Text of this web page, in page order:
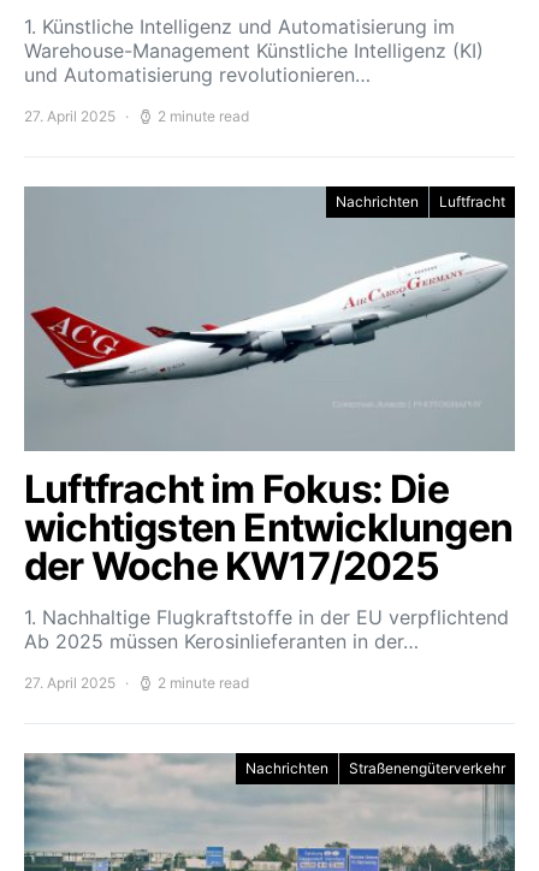
1. Künstliche Intelligenz und Automatisierung im
Warehouse-Management Künstliche Intelligenz (KI)
und Automatisierung revolutionieren…
27. April 2025 2 minute read
Nachrichten Luftfracht
Luftfracht im Fokus: Die
wichtigsten Entwicklungen
der Woche KW17/2025
1. Nachhaltige Flugkraftstoffe in der EU verpflichtend
Ab 2025 müssen Kerosinlieferanten in der…
27. April 2025 2 minute read
Nachrichten Straßenengüterverkehr